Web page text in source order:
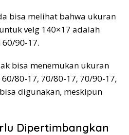
bisa melihat bahwa ukuran
velg 140×17 adalah
90-17.
bisa menemukan ukuran
80-17, 70/80-17, 70/90-17,
digunakan, meskipun
Dipertimbangkan